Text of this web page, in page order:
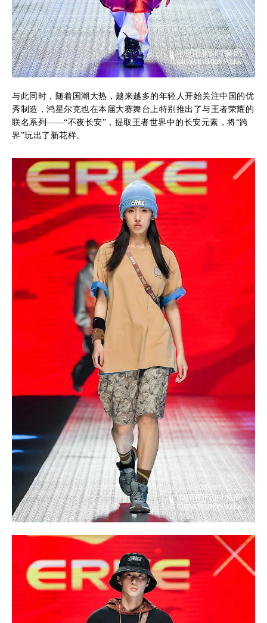
与此同时，随着国潮大热，越来越多的年轻人开始关注中国的优
秀制造，鸿星尔克也在本届大赛舞台上特别推出了与王者荣耀的
联名系列——“不夜长安”，提取王者世界中的长安元素，将“跨
界”玩出了新花样。